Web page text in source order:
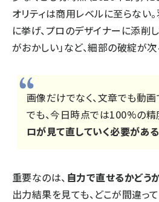
オリティは商用レベルに至らない
に挙げ、プロのデザイナーに添削
がおかしい」など、細部の破綻が
画像だけでなく、文章でも動
でも、今日時点では100%の精
ロが見て直していく必要がある
重要なのは、 自力で直せるかどう
出力結果を見ても、どこが間違っ